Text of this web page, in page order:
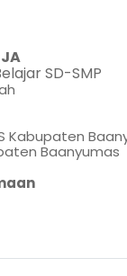
SD-SMP
Kabupaten
Baanyumas